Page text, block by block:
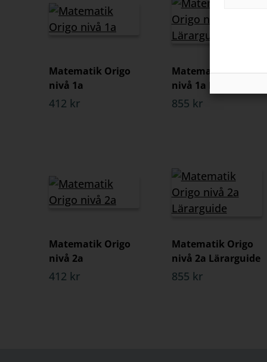
Matematik Origo
nivå 1a
412 kr
Matematik Origo
nivå 1a Lärarguide
855 kr
Matematik Origo
nivå 2a
412 kr
Matematik Origo
nivå 2a Lärarguide
855 kr